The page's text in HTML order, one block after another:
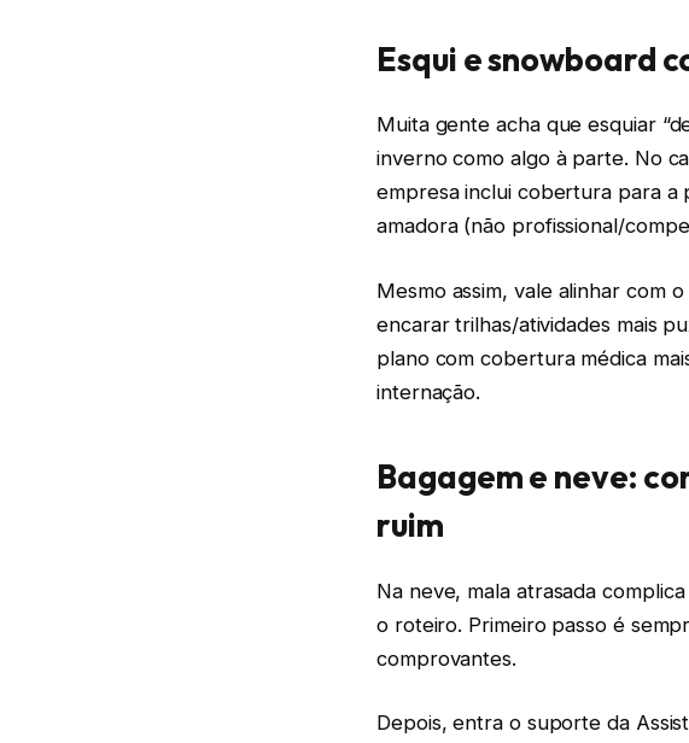
Esqui e snowboard
Muita gente acha que esquiar
inverno como algo à parte. No
empresa inclui cobertura para a
amadora (não profissional/
Mesmo assim, vale alinhar com
encarar trilhas/atividades mais
plano com cobertura médica
internação.
Bagagem e neve:
ruim
Na neve, mala atrasada
o roteiro. Primeiro passo é
comprovantes.
Depois, entra o suporte da